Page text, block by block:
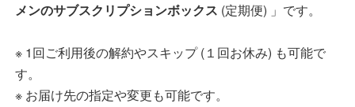
メンのサブスクリプションボックス (定期便) 」です。
※ 1回ご利用後の解約やスキップ (１回お休み) も可能で
す。
※ お届け先の指定や変更も可能です。